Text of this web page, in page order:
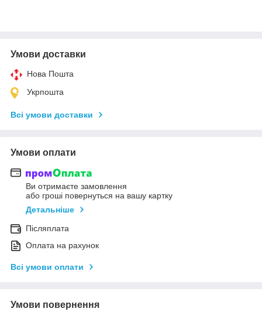
Умови доставки
Нова Пошта
Укрпошта
Всі умови доставки
Умови оплати
Ви отримаєте замовлення
або гроші повернуться на вашу картку
Детальніше
Післяплата
Оплата на рахунок
Всі умови оплати
Умови повернення